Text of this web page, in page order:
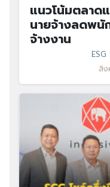
แนวโน้มตลาด
นายจ้างลดพนั
จ้างงาน
สิ